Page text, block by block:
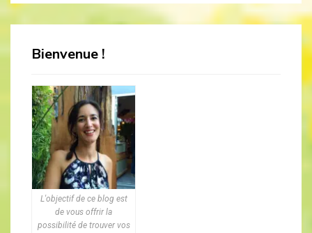
Bienvenue !
L'objectif de ce blog est
de vous offrir la
possibilité de trouver vos